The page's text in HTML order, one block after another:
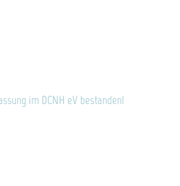
im DCNH eV bestanden!